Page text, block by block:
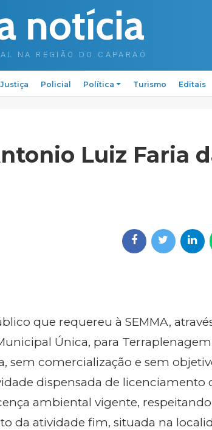
Justiça Policial Política Turismo Editais
Luiz Faria
que requereu à SEMMA,
Única, para
sem comercialização e sem
dispensada de licenciamento
ambiental vigente,
da atividade fim, situada na